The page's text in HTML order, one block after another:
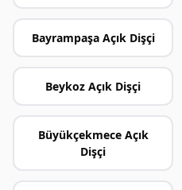
Bayrampaşa Açık Dişçi
Beykoz Açık Dişçi
Büyükçekmece Açık
Dişçi